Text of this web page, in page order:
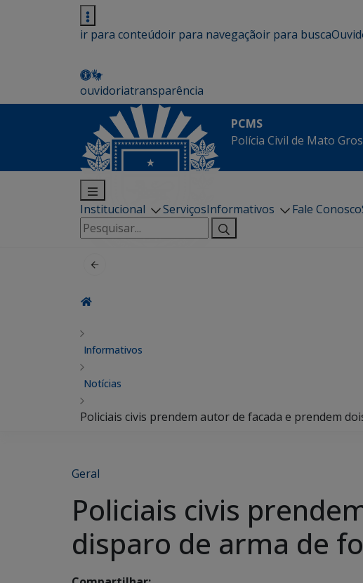
ir para conteúdoir para navegaçãoir para busca
ouvidoriatransparência
PCMS
Polícia Civil de Mato
Institucional ServiçosInformativos Fale Conosco
Pesquisar
por:
Informativos
Notícias
Policiais civis prendem autor de facada e prendem
Geral
Policiais civis
disparo de arma de